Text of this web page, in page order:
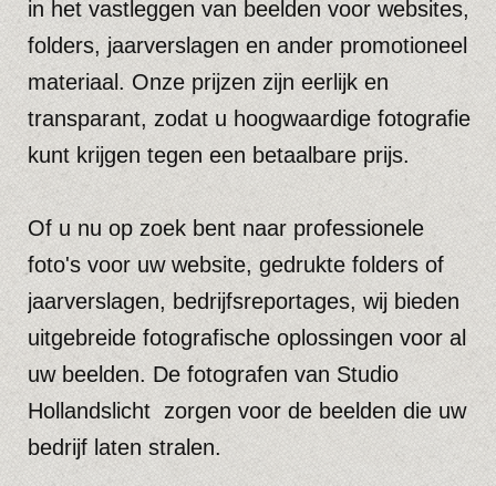
uit om contact met ons op te nemen via
telefoon of e-mail. We kijken ernaar uit om
samen te werken voor de u benodigde
fotografische beelden.
Voor meer informatie over onze diensten,
workshops, profielfoto’s en mogelijkheden, ga
naar contact f bel ons.
Studio Hollandslichtkijkt ernaar uit om met
u samen te werken.
Met vriendelijke groet,
Studiohollandslicht.nl
Henk Pasman